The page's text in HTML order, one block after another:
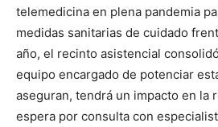
telemedicina en plena pandemia
medidas sanitarias de cuidado
año, el recinto asistencial
equipo encargado de potenciar
aseguran, tendrá un impacto en la
espera por consulta con